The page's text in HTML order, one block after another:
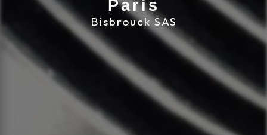
Paris
Bisbrouck SAS